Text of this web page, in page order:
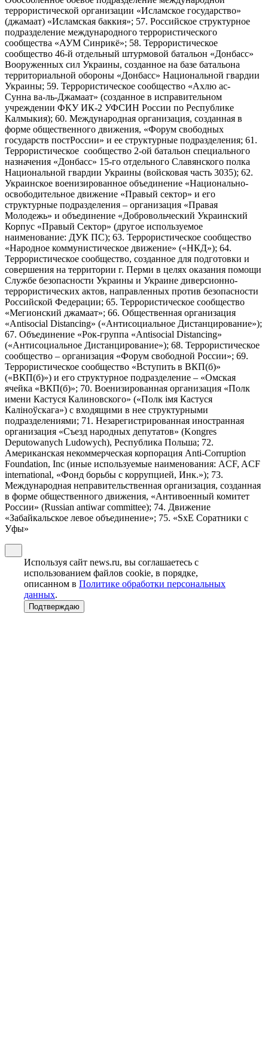
террористической организации «Исламское государство»
(джамаат) «Исламская баккия»; 57. Российское структурное
подразделение международного террористического
сообщества «АУМ Синрикё»; 58. Террористическое
сообщество 46-й отдельный штурмовой батальон «Донбасс»
Вооруженных сил Украины, созданное на базе батальона
территориальной обороны «Донбасс» Национальной гвардии
Украины; 59. Террористическое сообщество «Ахлю ас-
Сунна ва-ль-Джамаат» (созданное в исправительном
учреждении ФКУ ИК-2 УФСИН России по Республике
Калмыкия); 60. Международная организация, созданная в
форме общественного движения, «Форум свободных
государств постРоссии» и ее структурные подразделения; 61.
Террористическое сообщество 2-ой батальон специального
назначения «Донбасс» 15-го отдельного Славянского полка
Национальной гвардии Украины (войсковая часть 3035); 62.
Украинское военизированное объединение «Национально-
освободительное движение «Правый сектор» и его
структурные подразделения – организация «Правая
Молодежь» и объединение «Добровольческий Украинский
Корпус «Правый Сектор» (другое используемое
наименование: ДУК ПС); 63. Террористическое сообщество
«Народное коммунистическое движение» («НКД»); 64.
Террористическое сообщество, созданное для подготовки и
совершения на территории г. Перми в целях оказания помощи
Службе безопасности Украины и Украине диверсионно-
террористических актов, направленных против безопасности
Российской Федерации; 65. Террористическое сообщество
«Мегионский джамаат»; 66. Общественная организация
«Antisocial Distancing» («Антисоциальное Дистанцирование»);
67. Объединение «Рок-группа «Antisocial Distancing»
(«Антисоциальное Дистанцирование»); 68. Террористическое
сообщество – организация «Форум свободной России»; 69.
Террористическое сообщество «Вступить в ВКП(б)»
(«ВКП(б)») и его структурное подразделение – «Омская
ячейка «ВКП(б)»; 70. Военизированная организация «Полк
имени Кастуся Калиновского» («Полк iмя Кастуся
Калiноўскага») с входящими в нее структурными
подразделениями; 71. Незарегистрированная иностранная
организация «Съезд народных депутатов» (Kongres
Deputowanych Ludowych), Республика Польша; 72.
Американская некоммерческая корпорация Anti-Corruption
Foundation, Inc (иные используемые наименования: ACF, ACF
international, «Фонд борьбы с коррупцией, Инк.»); 73.
Международная неправительственная организация, созданная
в форме общественного движения, «Антивоенный комитет
России» (Russian antiwar committee); 74. Движение
«Забайкальское левое объединение»; 75. «SxE Соратники с
Уфы»
Используя сайт news.ru, вы соглашаетесь с
использованием файлов cookie, в порядке,
описанном в Политике обработки персональных
данных.
Подтверждаю